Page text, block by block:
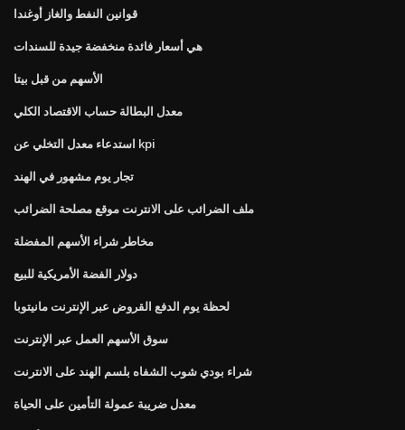
قوانين النفط والغاز أوغندا
هي أسعار فائدة منخفضة جيدة للسندات
الأسهم من قبل بيتا
معدل البطالة حساب الاقتصاد الكلي
استدعاء معدل التخلي عن kpi
تجار يوم مشهور في الهند
ملف الضرائب على الانترنت موقع مصلحة الضرائب
مخاطر شراء الأسهم المفضلة
دولار الفضة الأمريكية للبيع
لحظة يوم الدفع القروض عبر الإنترنت مانيتوبا
سوق الأسهم العمل عبر الإنترنت
شراء بودي شوب الشفاه بلسم الهند على الانترنت
معدل ضريبة عمولة التأمين على الحياة